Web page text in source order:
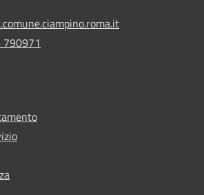
790971